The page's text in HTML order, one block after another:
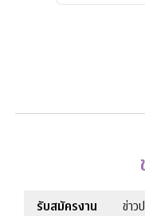
รับสมัครงาน ข่าว